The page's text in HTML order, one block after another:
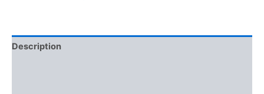
Description